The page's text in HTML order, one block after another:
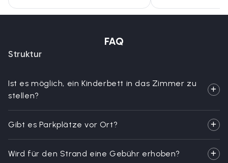
FAQ
Struktur
Ist es möglich, ein Kinderbett in das Zimmer zu
stellen?
Gibt es Parkplätze vor Ort?
Wird für den Strand eine Gebühr erhoben?